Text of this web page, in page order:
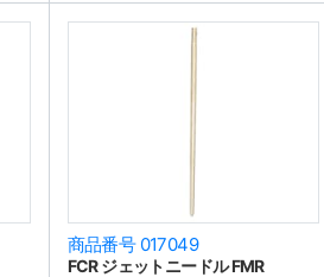
商品番号 017049
FCR ジェットニードル FMR